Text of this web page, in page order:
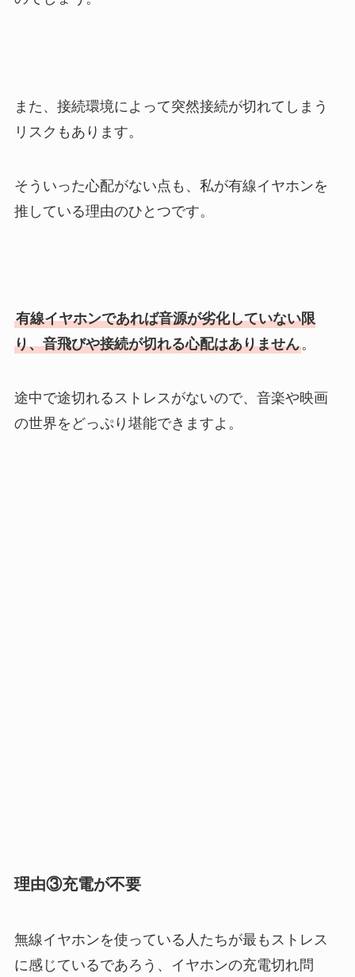
また、接続環境によって突然接続が切れてしまう
リスクもあります。
そういった心配がない点も、私が有線イヤホンを
推している理由のひとつです。
有線イヤホンであれば音源が劣化していない限
り、音飛びや接続が切れる心配はありません。
途中で途切れるストレスがないので、音楽や映画
の世界をどっぷり堪能できますよ。
理由③充電が不要
無線イヤホンを使っている人たちが最もストレス
に感じているであろう、イヤホンの充電切れ問